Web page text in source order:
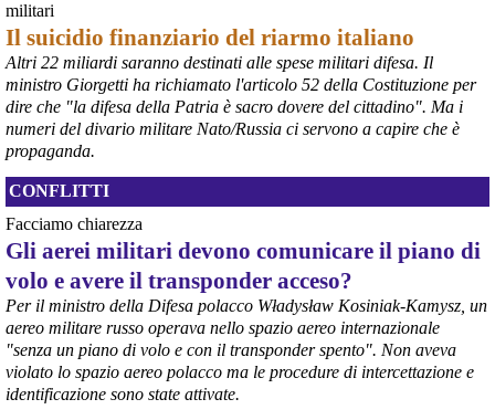
@peacelink - 6/8/2026 21:36
giornalerossoblu.it/ex-ilva-sc
Nel tavolo convocato al Ministero delle Imprese e del Made in Italy,
il Governo ha annunciato l’intenzione di predisporre un
provvedimento straordinario per attenuare le conseguenze
economiche e sociali dello stop dell’area a caldo, invitando le
rappresentanze del territorio a presentare proposte operative.
#ILVA #Taranto
militari
Il suicidio finanziario del riarmo italiano
Altri 22 miliardi saranno destinati alle spese militari difesa. Il
ministro Giorgetti ha richiamato l'articolo 52 della Costituzione per
dire che "la difesa della Patria è sacro dovere del cittadino". Ma i
numeri del divario militare Nato/Russia ci servono a capire che è
propaganda.
CONFLITTI
Facciamo chiarezza
Gli aerei militari devono comunicare il piano di
volo e avere il transponder acceso?
Per il ministro della Difesa polacco Władysław Kosiniak-Kamysz, un
aereo militare russo operava nello spazio aereo internazionale
"senza un piano di volo e con il transponder spento". Non aveva
violato lo spazio aereo polacco ma le procedure di intercettazione e
identificazione sono state attivate.